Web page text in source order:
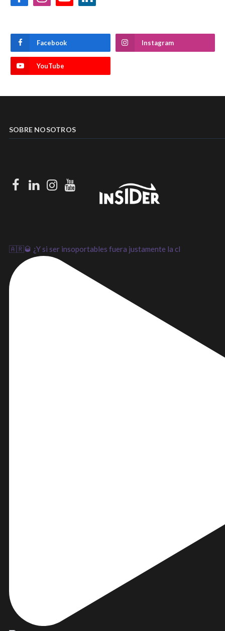
Facebook Instagram
YouTube
SOBRE NOSOTROS
Facebook
LinkedIn
Instagram
Youtube
🇦🇷🥃 ¿Y si ser insoportables fuera justamente la cl